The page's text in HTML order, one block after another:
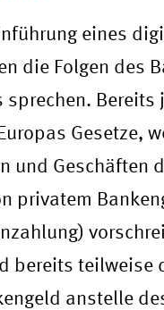
eines
die Folgen des
sprechen. Bereits
Gesetze,
und Geschäften
privatem
bereits teilweise
anstelle